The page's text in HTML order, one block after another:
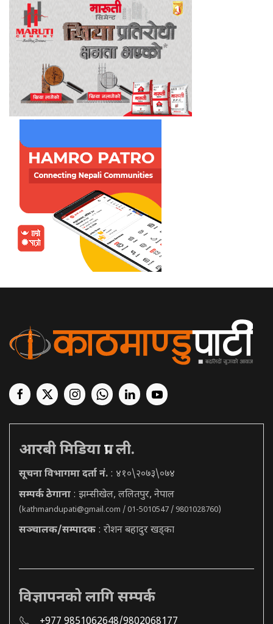
आरबी मिडिया प्रा. ली.
सूचना विभागमा दर्ता नं. : ४१०\२०७३\०७४
सम्पर्क ठेगाना : झम्सीखेल, ललितपुर, नेपाल
(kathmandupati@gmail.com / 01-5010547 / 9801028760)
सञ्चालक/सम्पादक : रोशन बहादुर खड्का
विज्ञापनको लागि सम्पर्क